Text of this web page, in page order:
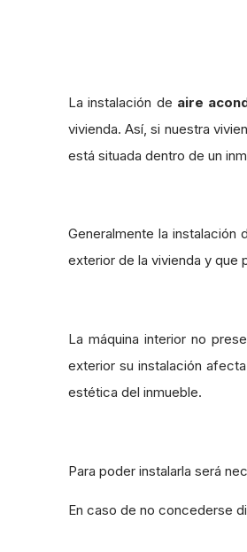
La instalación de aire
vivienda. Así, si nuestra
está situada dentro de un
Generalmente la
exterior de la vivienda y que
La máquina interior no
exterior su instalación
estética del inmueble.
Para poder instalarla será
En caso de no concederse